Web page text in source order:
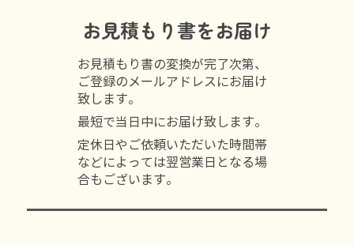
お見積もり書をお届け
お見積もり書の変換が完了次第、
ご登録のメールアドレスにお届け
致します。
最短で当日中にお届け致します。
定休日やご依頼いただいた時間帯
などによっては翌営業日となる場
合もございます。